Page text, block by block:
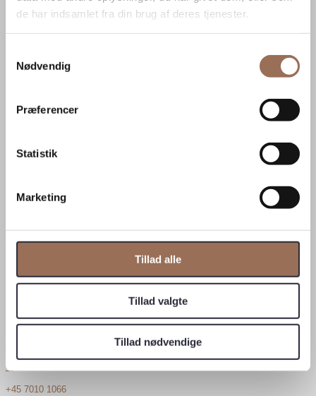
de har indsamlet fra din brug af deres tjenester.
Nødvendig
Præferencer
Statistik
Marketing
Tillad alle
Tillad valgte
Tillad nødvendige
Kontakt os
Salgs- og leveringsbetingelser
Ansvarlighed
Mission, vision og værdigrundlag
Whistleblowerordning
Log ind
Brugernavn eller e-mail
Husk mig Log ind
✕
+45 7010 1066